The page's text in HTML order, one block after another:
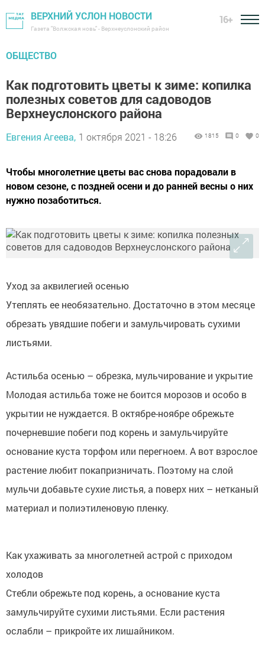
ВЕРХНИЙ УСЛОН НОВОСТИ
Газета "Волжская новь" - Верхнеуслонский район
16+
ОБЩЕСТВО
Как подготовить цветы к зиме: копилка
полезных советов для садоводов
Верхнеуслонского района
Евгения Агеева, 1 октября 2021 - 18:26 1815 0 0
Чтобы многолетние цветы вас снова порадовали в
новом сезоне, с поздней осени и до ранней весны о них
нужно позаботиться.
Уход за аквилегией осенью
Утеплять ее необязательно. Достаточно в этом месяце
обрезать увядшие побеги и замульчировать сухими
листьями.
Астильба осенью – обрезка, мульчирование и укрытие
Молодая астильба тоже не боится морозов и особо в
укрытии не нуждается. В октябре-ноябре обрежьте
почерневшие побеги под корень и замульчируйте
основание куста торфом или перегноем. А вот взрослое
растение любит покапризничать. Поэтому на слой
мульчи добавьте сухие листья, а поверх них – нетканый
материал и полиэтиленовую пленку.
Как ухаживать за многолетней астрой с приходом
холодов
Стебли обрежьте под корень, а основание куста
замульчируйте сухими листьями. Если растения
ослабли – прикройте их лишайником.